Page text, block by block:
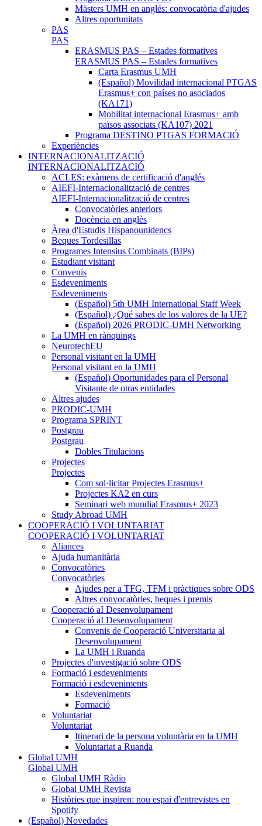
Màsters UMH en anglés: convocatòria d'ajudes
Altres oportunitats
PAS
PAS
ERASMUS PAS – Estades formatives
ERASMUS PAS – Estades formatives
Carta Erasmus UMH
(Español) Movilidad internacional PTGAS
Erasmus+ con países no asociados
(KA171)
Mobilitat internacional Erasmus+ amb
països associats (KA107) 2021
Programa DESTINO PTGAS FORMACIÓ
Experiències
INTERNACIONALITZACIÓ
INTERNACIONALITZACIÓ
ACLES: exàmens de certificació d'anglés
AIEFI-Internacionalització de centres
AIEFI-Internacionalització de centres
Convocatòries anteriors
Docència en anglès
Àrea d'Estudis Hispanounidencs
Beques Tordesillas
Programes Intensius Combinats (BIPs)
Estudiant visitant
Convenis
Esdeveniments
Esdeveniments
(Español) 5th UMH International Staff Week
(Español) ¿Qué sabes de los valores de la UE?
(Español) 2026 PRODIC-UMH Networking
La UMH en rànquings
NeurotechEU
Personal visitant en la UMH
Personal visitant en la UMH
(Español) Oportunidades para el Personal
Visitante de otras entidades
Altres ajudes
PRODIC-UMH
Programa SPRINT
Postgrau
Postgrau
Dobles Titulacions
Projectes
Projectes
Com sol·licitar Projectes Erasmus+
Projectes KA2 en curs
Seminari web mundial Erasmus+ 2023
Study Abroad UMH
COOPERACIÓ I VOLUNTARIAT
COOPERACIÓ I VOLUNTARIAT
Aliances
Ajuda humanitària
Convocatòries
Convocatòries
Ajudes per a TFG, TFM i pràctiques sobre ODS
Altres convocatòries, beques i premis
Cooperació aI Desenvolupament
Cooperació aI Desenvolupament
Convenis de Cooperació Universitaria al
Desenvolupament
La UMH i Ruanda
Projectes d'investigació sobre ODS
Formació i esdeveniments
Formació i esdeveniments
Esdeveniments
Formació
Voluntariat
Voluntariat
Itinerari de la persona voluntària en la UMH
Voluntariat a Ruanda
Global UMH
Global UMH
Global UMH Ràdio
Global UMH Revista
Històries que inspiren: nou espai d'entrevistes en
Spotify
(Español) Novedades